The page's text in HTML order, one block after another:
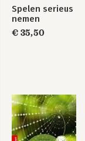
Spelen serieus
nemen
€ 35,50